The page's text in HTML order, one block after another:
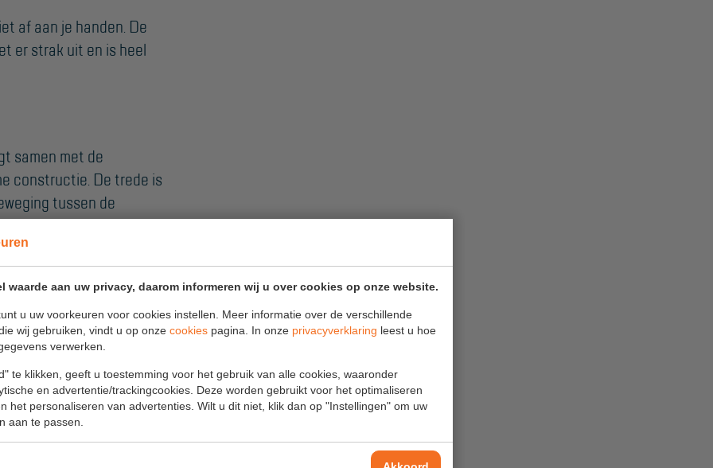
waarde aan uw privacy, daarom informeren wij u over cookies op onze website.
u uw voorkeuren voor cookies instellen. Meer informatie over de verschillende
wij gebruiken, vindt u op onze cookies pagina. In onze privacyverklaring leest u hoe
verwerken.
te klikken, geeft u toestemming voor het gebruik van alle cookies, waaronder
en advertentie/trackingcookies. Deze worden gebruikt voor het optimaliseren
het personaliseren van advertenties. Wilt u dit niet, klik dan op "Instellingen" om uw
aan te passen.
af aan je handen. De
er strak uit en is heel
samen met de
constructie. De trede is
tussen de
je trap kan werken.
met smalle
de stijlen van het voorste
en heeft deze maar
omhoog en vouwt het
mee naar de volgde klus.